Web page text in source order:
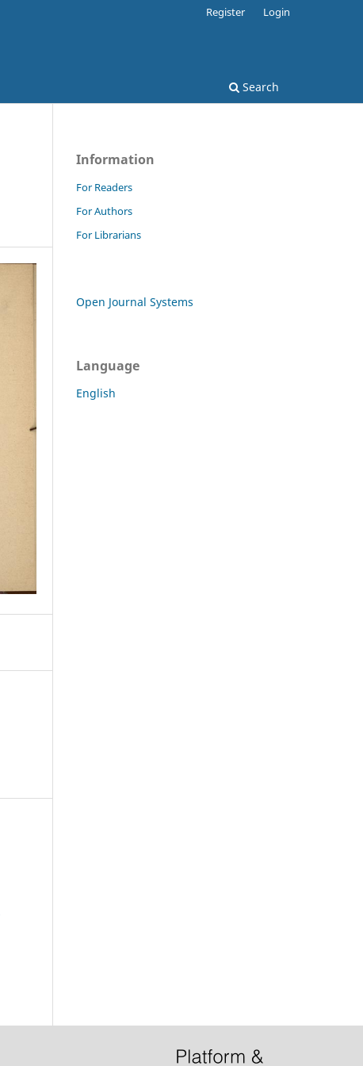
Search
Register Login
Information
For Readers
For Authors
For Librarians
Open Journal Systems
Language
English